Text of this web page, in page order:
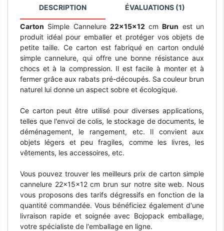
DESCRIPTION ÉVALUATIONS (1)
Carton Simple Cannelure 22x15x12 cmBrun est un
produit idéal pour emballer et protéger vos objets de
petite taille. Ce carton est fabriqué en carton ondulé
simple cannelure, qui offre une bonne résistance aux
chocs et à la compression. Il est facile à monter et à
fermer grâce aux rabats pré-découpés. Sa couleur brun
naturel lui donne un aspect sobre et écologique.
Ce carton peut être utilisé pour diverses applications,
telles que l'envoi de colis, le stockage de documents, le
déménagement, le rangement, etc. Il convient aux
objets légers et peu fragiles, comme les livres, les
vêtements, les accessoires, etc.
Vous pouvez trouver les meilleurs prix de carton simple
cannelure 22x15x12 cm brun sur notre site web. Nous
vous proposons des tarifs dégressifs en fonction de la
quantité commandée. Vous bénéficiez également d'une
livraison rapide et soignée avec Bojopack emballage,
votre spécialiste de l'emballage en ligne.